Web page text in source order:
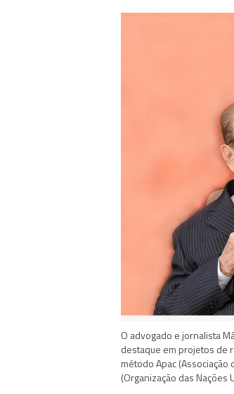
O advogado e jornalista
destaque em projetos de
método Apac
(Organização das Nações